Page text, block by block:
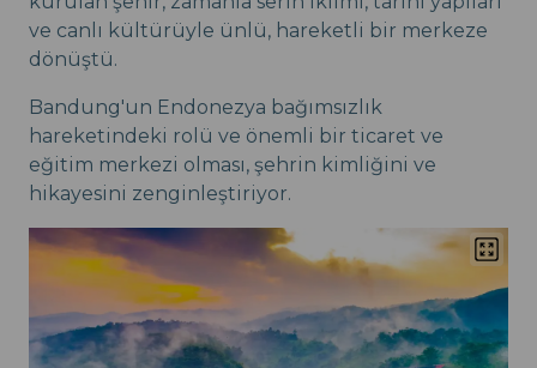
ve canlı kültürüyle ünlü, hareketli bir merkeze
dönüştü.
Bandung'un Endonezya bağımsızlık
hareketindeki rolü ve önemli bir ticaret ve
eğitim merkezi olması, şehrin kimliğini ve
hikayesini zenginleştiriyor.